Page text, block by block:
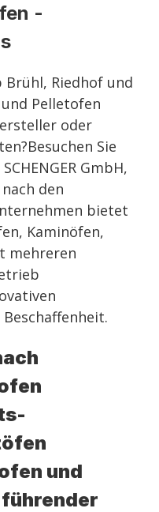
-
Riedhof und
Pelletofen
oder
Sie
GmbH,
den
bietet
Kaminöfen,
mehreren
und